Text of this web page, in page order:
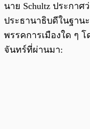
นาย Schultz ประกาศ
ประธานาธิบดีในฐาน
พรรคการเมืองใด ๆ
จันทร์ที่ผ่านมา: